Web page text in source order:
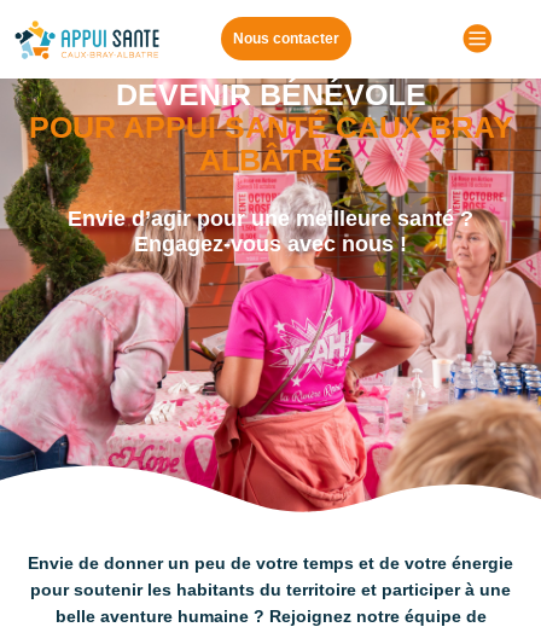
Nous contacter
Menu
DEVENIR BÉNÉVOLE
POUR APPUI SANTÉ CAUX BRAY
ALBÂTRE
Envie d’agir pour une meilleure santé ?
Engagez‑vous avec nous !
Envie de donner un peu de votre temps et de votre énergie
pour soutenir les habitants du territoire et participer à une
belle aventure humaine ? Rejoignez notre équipe de